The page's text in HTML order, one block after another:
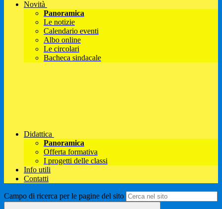
Novità
Panoramica
Le notizie
Calendario eventi
Albo online
Le circolari
Bacheca sindacale
Didattica
Panoramica
Offerta formativa
I progetti delle classi
Info utili
Contatti
Campo di ricerca per le pagine del sito